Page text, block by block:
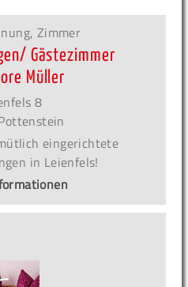
Zimmer
Gästezimmer
Müller
8
eingerichtete
in Leienfels!